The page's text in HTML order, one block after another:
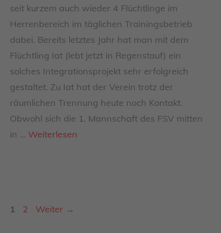
seit kurzem auch wieder 4 Flüchtlinge im
Herrenbereich im täglichen Trainingsbetrieb
dabei. Bereits letztes Jahr hat man mit dem
Flüchtling Iat (lebt jetzt in Regenstauf) ein
solches Integrationsprojekt sehr erfolgreich
gestaltet. Zu Iat hat der Verein trotz der
räumlichen Trennung heute noch Kontakt.
Obwohl sich die 1. Mannschaft des FSV mitten
in … Weiterlesen
Seite
1 Seite
2 Weiter →